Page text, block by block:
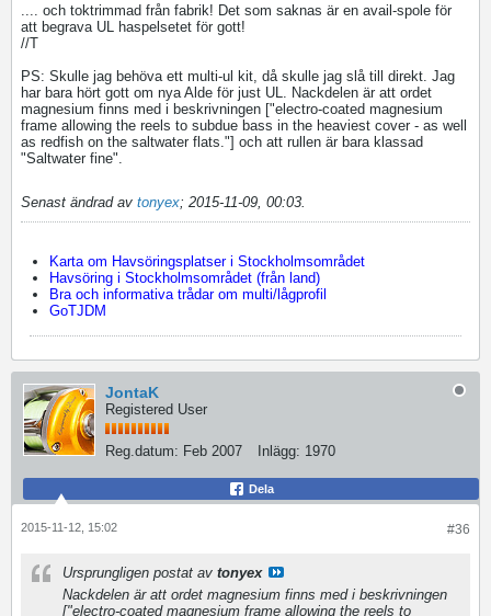
.... och toktrimmad från fabrik! Det som saknas är en avail-spole för
att begrava UL haspelsetet för gott!
//T
PS: Skulle jag behöva ett multi-ul kit, då skulle jag slå till direkt. Jag
har bara hört gott om nya Alde för just UL. Nackdelen är att ordet
magnesium finns med i beskrivningen ["electro-coated magnesium
frame allowing the reels to subdue bass in the heaviest cover - as well
as redfish on the saltwater flats."] och att rullen är bara klassad
"Saltwater fine".
Senast ändrad av tonyex; 2015-11-09, 00:03
Karta om Havsöringsplatser i Stockholmsområdet
Havsöring i Stockholmsområdet (från land)
Bra och informativa trådar om multi/lågprofil
GoTJDM
JontaK
Registered User
Reg.datum: Feb 2007 Inlägg: 1970
Dela
#36
2015-11-12, 15:02
Ursprungligen postat av tonyex
Nackdelen är att ordet magnesium finns med i beskrivningen
["electro-coated magnesium frame allowing the reels to